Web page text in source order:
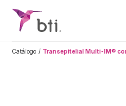
BTI - Human Tecnology
Catálogo Transepitelial Multi-IM®